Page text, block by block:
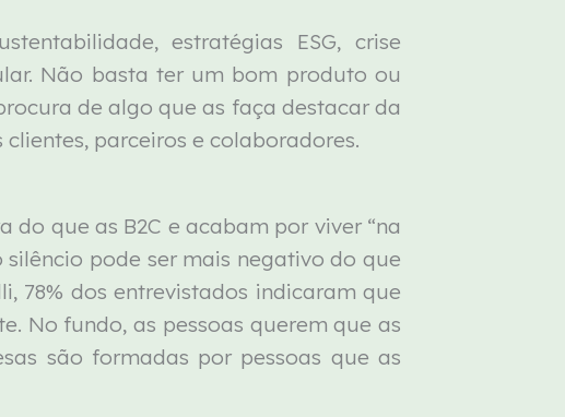
estratégias ESG, crise
Não basta ter um bom produto ou
de algo que as faça destacar da
parceiros e colaboradores.
que as B2C e acabam por viver “na
pode ser mais negativo do que
78% dos entrevistados indicaram que
No fundo, as pessoas querem que as
são formadas por pessoas que as